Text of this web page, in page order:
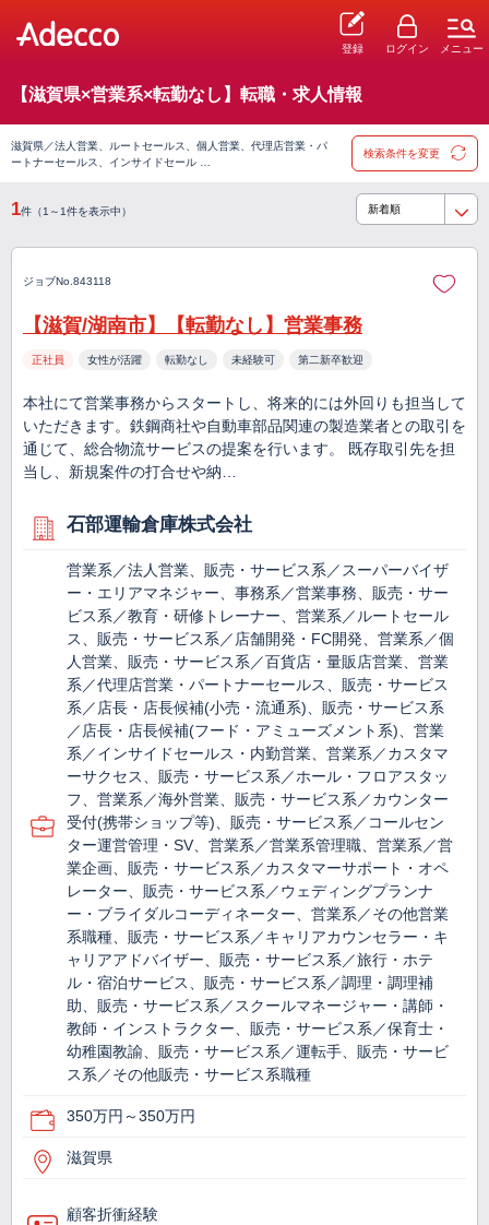
登録 ログイン メニュー
【滋賀県×営業系×転勤なし】転職・求人情報
滋賀県／法人営業、ルートセールス、個人営業、代理店営業・パ
ートナーセールス、インサイドセール …
検索条件を変更
1件（1～1件を表示中）
ジョブNo.843118
【滋賀/湖南市】【転勤なし】営業事務
正社員 女性が活躍 転勤なし 未経験可 第二新卒歓迎
本社にて営業事務からスタートし、将来的には外回りも担当して
いただきます。鉄鋼商社や自動車部品関連の製造業者との取引を
通じて、総合物流サービスの提案を行います。 既存取引先を担
当し、新規案件の打合せや納…
石部運輸倉庫株式会社
営業系／法人営業、販売・サービス系／スーパーバイザ
ー・エリアマネジャー、事務系／営業事務、販売・サー
ビス系／教育・研修トレーナー、営業系／ルートセール
ス、販売・サービス系／店舗開発・FC開発、営業系／個
人営業、販売・サービス系／百貨店・量販店営業、営業
系／代理店営業・パートナーセールス、販売・サービス
系／店長・店長候補(小売・流通系)、販売・サービス系
／店長・店長候補(フード・アミューズメント系)、営業
系／インサイドセールス・内勤営業、営業系／カスタマ
ーサクセス、販売・サービス系／ホール・フロアスタッ
フ、営業系／海外営業、販売・サービス系／カウンター
受付(携帯ショップ等)、販売・サービス系／コールセン
ター運営管理・SV、営業系／営業系管理職、営業系／営
業企画、販売・サービス系／カスタマーサポート・オペ
レーター、販売・サービス系／ウェディングプランナ
ー・ブライダルコーディネーター、営業系／その他営業
系職種、販売・サービス系／キャリアカウンセラー・キ
ャリアアドバイザー、販売・サービス系／旅行・ホテ
ル・宿泊サービス、販売・サービス系／調理・調理補
助、販売・サービス系／スクールマネージャー・講師・
教師・インストラクター、販売・サービス系／保育士・
幼稚園教諭、販売・サービス系／運転手、販売・サービ
ス系／その他販売・サービス系職種
350万円～350万円
滋賀県
顧客折衝経験